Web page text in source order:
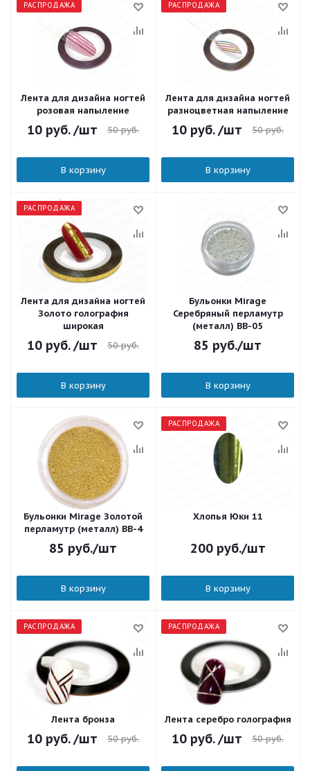
РАСПРОДАЖА
Лента для дизайна ногтей
розовая напыление
10 руб. /шт 50руб.
В корзину
РАСПРОДАЖА
Лента для дизайна ногтей
разноцветная напыление
10 руб. /шт 50руб.
В корзину
РАСПРОДАЖА
Лента для дизайна ногтей
Золото голография
широкая
10 руб. /шт 50руб.
В корзину
Бульонки Mirage
Серебряный перламутр
(металл) BB-05
85 руб./шт
В корзину
Бульонки Mirage Золотой
перламутр (металл) BB-4
85 руб./шт
В корзину
РАСПРОДАЖА
Хлопья Юки 11
200руб./шт
В корзину
РАСПРОДАЖА
Лента бронза
10 руб. /шт 50руб.
РАСПРОДАЖА
Лента серебро голография
10 руб. /шт 50руб.